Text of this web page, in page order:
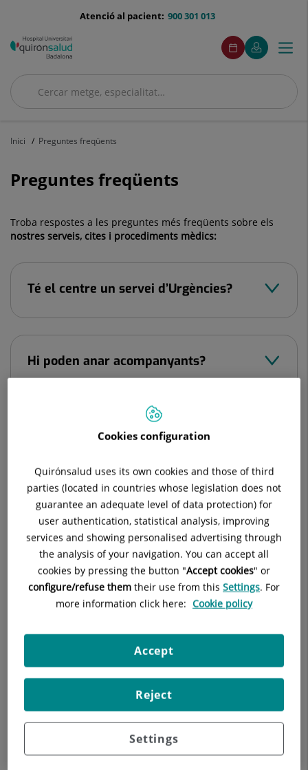
menu-
900 301 013
Atenció al pacient:
Cercar
Cercar
menuAcceso
Demaneu
cita
Aquest
enllaç
s'obrirà
una
El
meu
Aquest
enllaç
s'obrirà
una
finestra
Menú
Inici Preguntes freqüents
Preguntes freqüents
Troba respostes a les preguntes més freqüents sobre els
nostres serveis, cites i procediments mèdics:
Té el centre un servei d’Urgències?
Hi poden anar acompanyants?
Necessito parlar amb un metge de
Urgències?
Tinc dubtes de si fan en el centre la
prova que necessito. Com puc saber-
ho?
A quina hora puc recollir els resultats
Quant triguen en estar disponibles els
resultats d’una prova de Raigs X?
Cookies configuration
Quirónsalud uses its own cookies and those of third
parties (located in countries whose legislation does not
guarantee an adequate level of data protection) for
user authentication, statistical analysis, improving
services and showing personalised advertising through
the analysis of your navigation. You can accept all
cookies by pressing the button "Accept cookies" or
configure/refuse them their use from this Settings. For
more information click here: Cookie policy
Settings
Reject
Accept